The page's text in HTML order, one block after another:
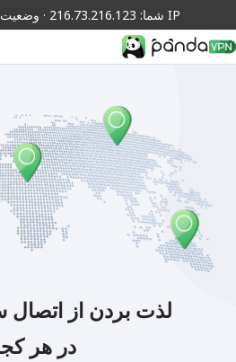
IP شما: 216.73.216.123 · وضعیت شما:
لذت بردن از اتصال
در هر